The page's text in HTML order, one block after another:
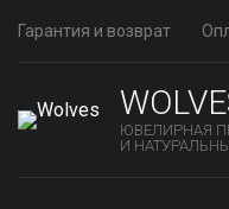
Гарантия и возврат
ЮВЕЛИРНАЯ
И